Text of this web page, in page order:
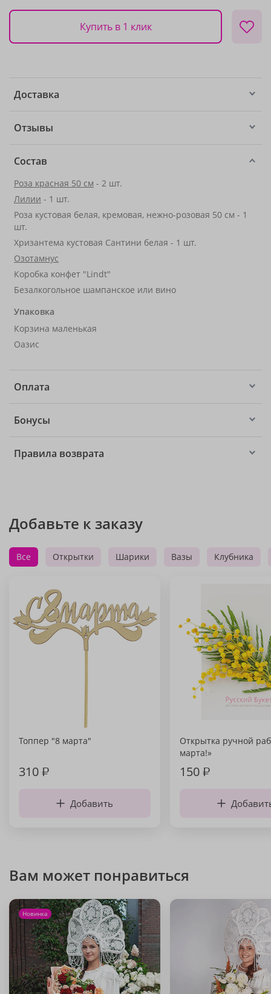
Купить в 1 клик
Доставка
Отзывы
Состав
Роза красная 50 см - 2 шт.
Лилии - 1 шт.
Роза кустовая белая, кремовая, нежно-розовая 50 см - 1
шт.
Хризантема кустовая Сантини белая - 1 шт.
Озотамнус
Коробка конфет "Lindt"
Безалкогольное шампанское или вино
Упаковка
Корзина маленькая
Оазис
Оплата
Бонусы
Правила возврата
Добавьте к заказу
Все Открытки Шарики Вазы Клубника
Топпер "8 марта"
310₽
Добавить
Открытка ручной
марта!»
150₽
Вам может понравиться
Новинка